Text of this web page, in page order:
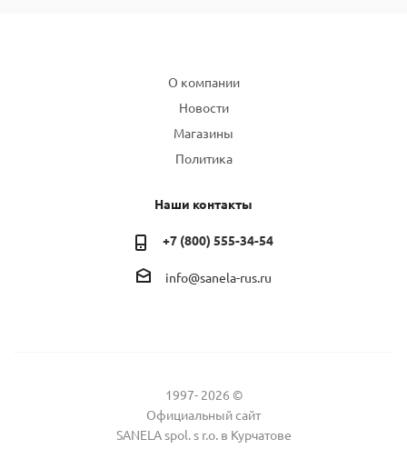
О компании
Новости
Магазины
Политика
Наши контакты
+7 (800) 555-34-54
info@sanela-rus.ru
1997- 2026 ©
Официальный сайт
SANELA spol. s r.o. в Курчатове